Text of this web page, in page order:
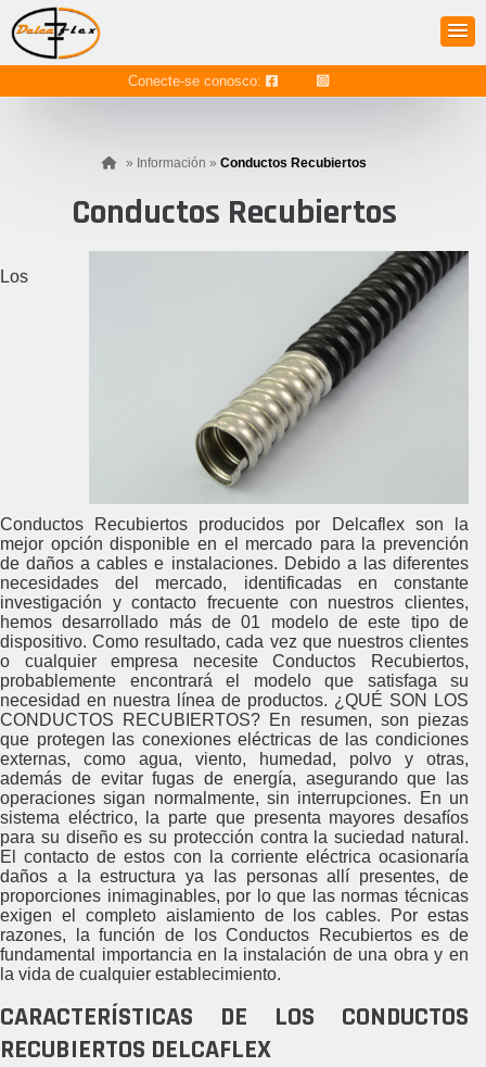
Conecte-se conosco:
» Información » Conductos Recubiertos
Conductos Recubiertos
Los
Conductos Recubiertos producidos por Delcaflex son la
mejor opción disponible en el mercado para la prevención
de daños a cables e instalaciones. Debido a las diferentes
necesidades del mercado, identificadas en constante
investigación y contacto frecuente con nuestros clientes,
hemos desarrollado más de 01 modelo de este tipo de
dispositivo. Como resultado, cada vez que nuestros clientes
o cualquier empresa necesite Conductos Recubiertos,
probablemente encontrará el modelo que satisfaga su
necesidad en nuestra línea de productos. ¿QUÉ SON LOS
CONDUCTOS RECUBIERTOS? En resumen, son piezas
que protegen las conexiones eléctricas de las condiciones
externas, como agua, viento, humedad, polvo y otras,
además de evitar fugas de energía, asegurando que las
operaciones sigan normalmente, sin interrupciones. En un
sistema eléctrico, la parte que presenta mayores desafíos
para su diseño es su protección contra la suciedad natural.
El contacto de estos con la corriente eléctrica ocasionaría
daños a la estructura ya las personas allí presentes, de
proporciones inimaginables, por lo que las normas técnicas
exigen el completo aislamiento de los cables. Por estas
razones, la función de los Conductos Recubiertos es de
fundamental importancia en la instalación de una obra y en
la vida de cualquier establecimiento.
CARACTERÍSTICAS DE LOS CONDUCTOS
RECUBIERTOS DELCAFLEX